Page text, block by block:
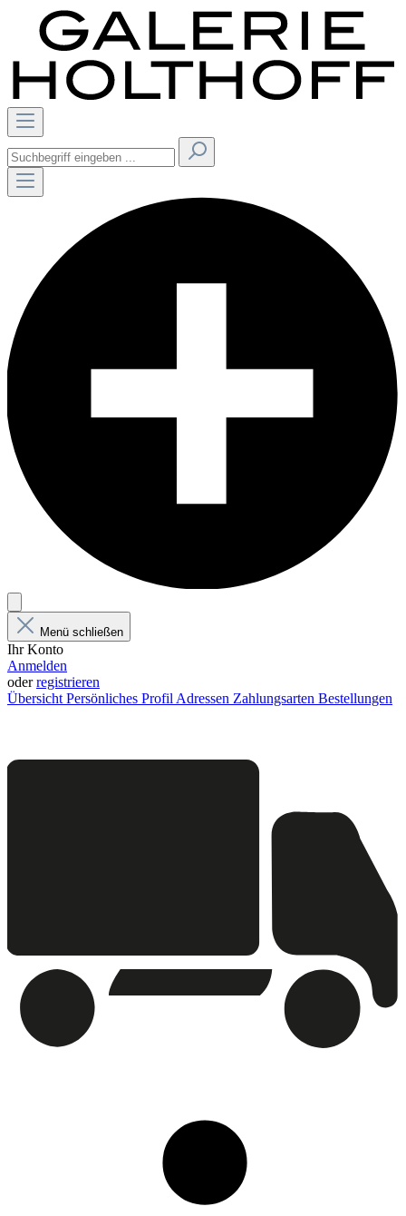
Menü schließen
Ihr Konto
Anmelden
oderregistrieren
Übersicht Persönliches Profil Adressen Zahlungsarten Bestellungen